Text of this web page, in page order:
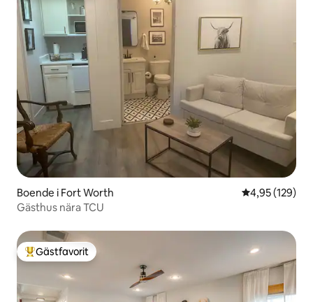
Boende i Fort Worth 4,95 av 5 i
4,95 (129)
Gästhus nära TCU
Populär gästfavorit
Gästfavorit